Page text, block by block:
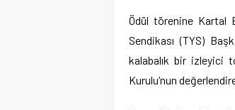
Ödül törenine Kartal
Sendikası (TYS)
kalabalık bir izleyici
Kurulu’nun